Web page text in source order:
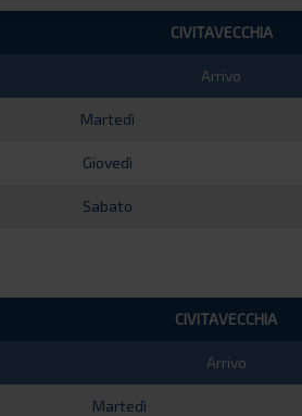
CIVITAVECCHIA
Arrivo
Martedì
Giovedì
Sabato
CIVITAVECCHIA
Arrivo
Martedì